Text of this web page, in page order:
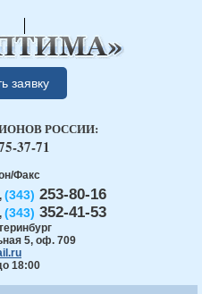
заявку
Факс
, (343) 253-80-16
, (343) 352-41-53
5, оф. 709
18:00
РОССИИ:
37-71